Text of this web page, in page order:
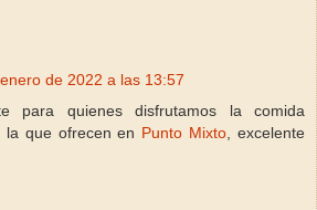
de 2022 a las 13:57
para quienes disfrutamos la comida
la que ofrecen en Punto Mixto , excelente